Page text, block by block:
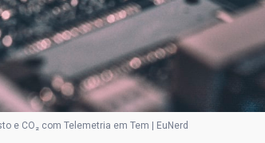
e CO₂ com Telemetria em Tem | EuNerd